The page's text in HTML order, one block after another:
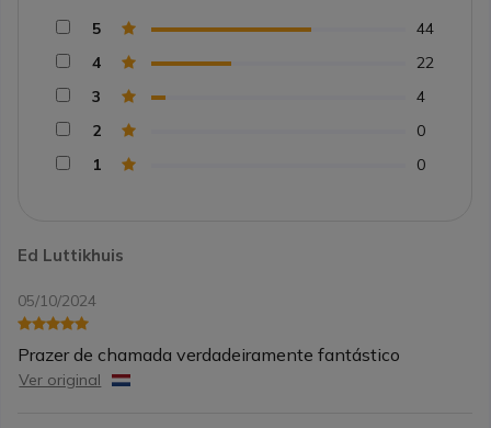
Ed Luttikhuis
05/10/2024
Prazer de chamada verdadeiramente fantástico
Ver original
5
44
4
22
3
4
2
0
1
0